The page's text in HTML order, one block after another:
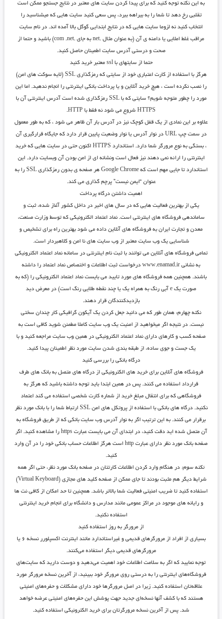
به این نکته توجه کنید که برای پیدا کردن سایت های معتبر در نتایج جستجو ممکن است
تقلبی رخ دهد تا شما را به بیراهه ببرد، پس سعی کنید سایت هایی که میشناسید را
انتخاب کنید نه لزوما سایت هایی که در نتایج ابتدایی گوگل بالا آمده اند. در نام سایت
مراقب غلط املایی یا دامنه ی آن (به عنوان مثال .net به جای .com .net) باشید و حتما از
صحت و درستی آدرس سایت اطمینان حاصل کنید.
حتما از سایتهای با ssl معتبر خرید کنید
هرگز با استفاده از کارت اعتباری خود از سایتی که رمزگذاری SSL (لایه سوکت های امن)
را نصب نکرده است ، هیچ خرید آنلاین و یا پرداخت بانکی اینترنتی را انجام ندهید. اما این
مورد را چطور متوجه شویم؟ سایتی که با SSL رمزگذاری شده است آدرس اینترنتی آن با
HTTPS شروع می شود نه فقط با HTTP.
علاوه بر این نمادی از یک قفل کوچک نیز در آدرس بار آن ظاهر می شود ، که به طور معمول
در سمت چپ URL در نوار آدرس یا نوار وضعیت پایین قرار دارد که جایگاه قرارگیری آن
، بستگی به نوع مرورگر شما دارد. استاندارد HTTPS اکنون حتی در سایت هایی که خرید
اینترنتی را ارائه نمی دهند نیز فعال است ونشانه ای از امن بودن آن وبسایت دارد. این
استاندارد تا جایی مهم است که Google Chrome هر صفحه ی بدون رمزگذاری SSL را به
عنوان “ایمن نیست” پرچم گذاری می کند.
اهمیت داشتن درگاه پرداخت
یکی از بهترین فعالیت هایی که در سال های اخیر در داخل کشور آغاز شده، ثبت و
ساماندهی فروشگاه های اینترنتی است. نماد اعتماد الکترونیکی که توسط وزارت صنعت،
معدن و تجارت ایران به فروشگاه های آنلاین داده می شود بهترین راه برای تشخیص و
شناسایی یک وب سایت معتبر از وب سایت های نا امن و کلاهبردار است.
تمامی فروشگاه های آنلاین می توانند با ثبت نام اینترنتی در سامانه نماد اعتماد الکترونیکی
به نشانی www.enamad.ir درخواست ثبت اطلاعات و اختصاص نماد اعتماد را داشته
باشند. همچنین همه فروشگاه های مورد تایید می بایست نماد اعتماد الکترونیکی را (که به
صورت یک e آبی رنگ به همراه یک یا چند نقطه طلایی رنگ است) در معرض دید
بازدیدکنندگان قرار دهند.
نکته چهارم: همان طور که می دانید جعل کردن یک آیکون گرافیکی کار چندان سختی
نیست. در نتیجه اگر میخواهید از امنیت یک وب سایت کاملا مطمئن شوید کافی است به
صفحه کسب و کارهای دارای نماد اعتماد الکترونیکی در همین وب سایت مراجعه کنید و با
یک جست و جوی ساده، از طبقه بندی شدن سایت مورد نظر اطمینان پیدا کنید.
درگاه بانکی را بررسی کنید
فروشگاه های آنلاین برای خرید های الکترونیکی از درگاه های متصل به بانک های طرف
قرارداد استفاده می کنند. پس در همین ابتدا باید توجه داشته باشید که هرگز به
فروشگاهی که برای انتقال مبلغ خرید از شماره کارت شخصی استفاده می کند اعتماد
نکنید. درگاه های بانکی با استفاده از پروتکل های امن SSL ارتباط شما را با بانک مورد نظر
برقرار می کنند. به این ترتیب اگر به نوار آدرس وب سایت بانکی که از طریق فروشگاه به
آن متصل شده اید دقت کنید، در ابتدای آن می بایست عبارت https را مشاهده کنید. اگر
صفحه بانک مورد نظر دارای عبارت http است هرگز اطلاعات حساب بانکی خود را در آن وارد
کنید.
نکته سوم: در هنگام وارد کردن اطلاعات کارتتان در صفحه بانک مورد نظر، حتی اگر همه
شرایط دیگر هم مثبت بودند تا جای ممکن از صفحه کلید های مجازی (Virtual Keyboard)
استفاده کنید تا ضریب امنیتی فعالیت شما بالاتر باشد. همچنین تا حد امکان از کافی نت ها
و رایانه های موجود در مراکز عمومی مانند مدارس و دانشگاه برای انجام خرید اینترنتی
استفاده نکنید.
از مرورگر به روز استفاده کنید
بسیاری از افراد از مرورگرهای قدیمی و غیراستاندارد مانند اینترنت اکسپلورر نسخه ۶ یا
مرورگرهای قدیمی دیگر استفاده می‌کنند.
توجه نمایید که اگر به سلامت اطلاعات خود اهمیت می‌دهید و دوست دارید که سایت‌های
فروشگاه‌های اینترنتی را به درستی روی مرورگر خود ببینید، از آخرین نسخه مرورگر مورد
علاقه‌تان استفاده کنید. زیرا در اصل مرورگرها خود دارای مشکلات و حفره‌های امنیتی
هستند که با کشف آنها نسخه‌ای جدید جهت پوشش این حفره‌های امنیتی عرضه خواهد
شد. پس از آخرین نسخه مرورگرتان برای خرید الکترونیکی استفاده کنید.